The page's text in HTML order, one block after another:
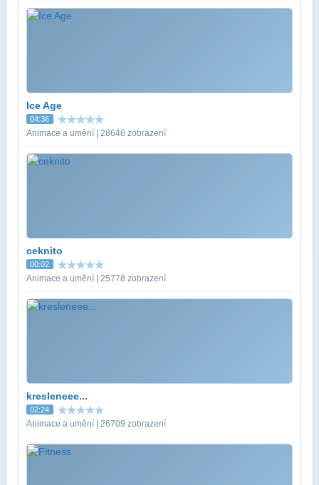
Ice Age
04:36
Animace a umění | 28646 zobrazení
ceknito
00:02
Animace a umění | 25778 zobrazení
kresleneee...
02:24
Animace a umění | 26709 zobrazení